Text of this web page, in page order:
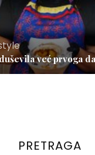
već prvoga
PRETRAGA